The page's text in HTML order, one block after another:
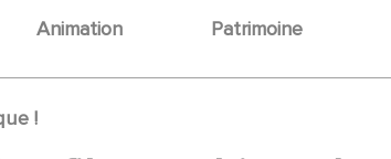
Animation Patrimoine
!